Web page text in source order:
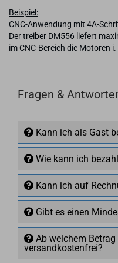
Beispiel:
CNC-Anwendung mit 4A-
Der treiber DM556 liefert
im CNC-Bereich die Motoren
Fragen &
Kann ich als Gast
Wie kann ich
Kann ich auf
Gibt es einen
Ab welchem
versandkostenfrei?